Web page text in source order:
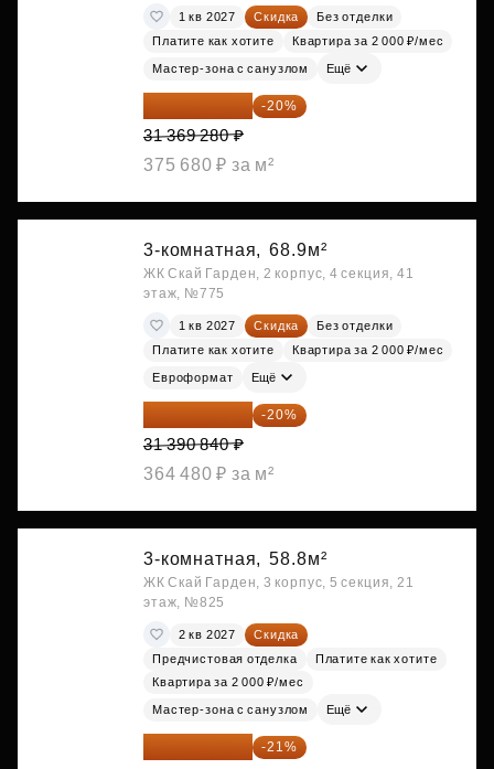
1 кв 2027 Скидка
Без отделки
Платите как хотите
Квартира за 2 000 ₽/мес
Мастер-зона с санузлом Ещё
25 095 424 ₽ -20%
31 369 280 ₽
375 680 ₽ за м²
3-комнатная, 68.9м²
ЖК Скай Гарден, 2 корпус, 4 секция, 41
этаж, №775
1 кв 2027 Скидка
Без отделки
Платите как хотите
Квартира за 2 000 ₽/мес
Евроформат Ещё
25 112 672 ₽ -20%
31 390 840 ₽
364 480 ₽ за м²
3-комнатная, 58.8м²
ЖК Скай Гарден, 3 корпус, 5 секция, 21
этаж, №825
2 кв 2027
Скидка
Предчистовая отделка
Платите как хотите
Квартира за 2 000 ₽/мес
Мастер-зона с санузлом Ещё
25 260 598 ₽ -21%